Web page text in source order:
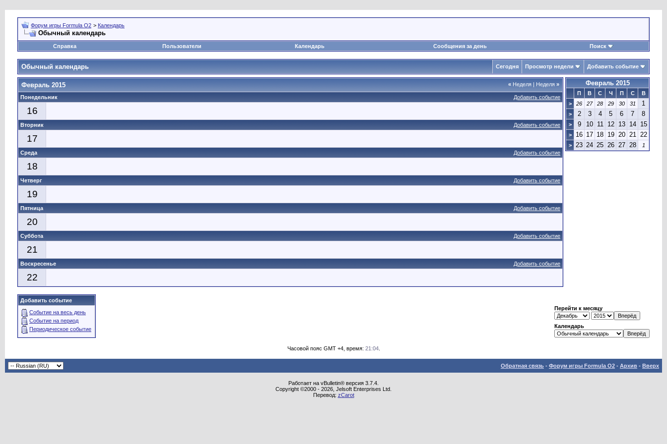
Форум игры Formula O2 > Календарь
Обычный календарь
Справка Пользователи Календарь Сообщения за день Поиск
Обычный календарь Сегодня Просмотр недели Добавить событие
« Неделя | Неделя »
Февраль 2015
Добавить событие
Понедельник
16
Добавить событие
Вторник
17
Добавить событие
Среда
18
Добавить событие
Четверг
19
Добавить событие
Пятница
20
Добавить событие
Суббота
21
Добавить событие
Воскресенье
22
Февраль 2015
П В С Ч П С
В
>
26 27 28 29 30 31 1
> 2 3 4 5 6 7 8
> 9 10 11 12 13 14 15
> 16 17 18 19 20 21 22
> 23 24 25 26 27 28 1
Добавить событие
Событие на весь день
Событие на период
Периодическое событие
Перейти к месяцу
Календарь
Часовой пояс GMT +4, время: 21:04.
Обратная связь - Форум игры Formula O2 - Архив - Вверх
Работает на vBulletin® версия 3.7.4.
Copyright ©2000 - 2026, Jelsoft Enterprises Ltd.
Перевод: zCarot